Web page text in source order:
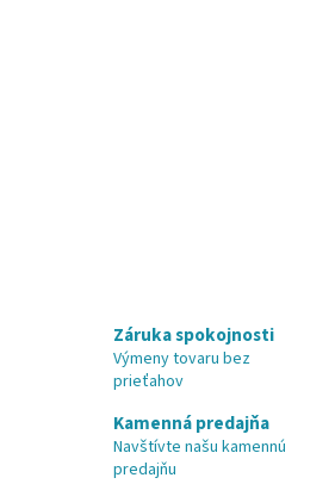
Záruka spokojnosti
Výmeny tovaru bez
prieťahov
Kamenná predajňa
Navštívte našu kamennú
predajňu